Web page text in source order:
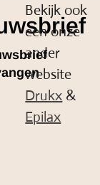
Bekijk ook
een onze
ander
website
Drukx &
Epilax